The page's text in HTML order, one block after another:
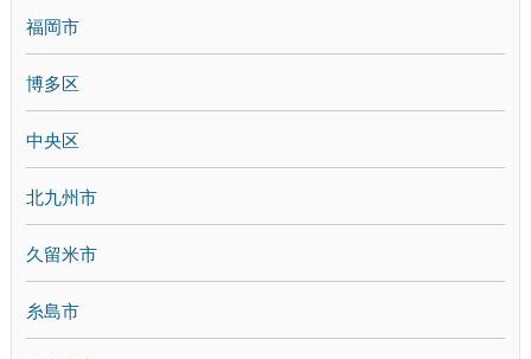
福岡市
博多区
中央区
北九州市
久留米市
糸島市